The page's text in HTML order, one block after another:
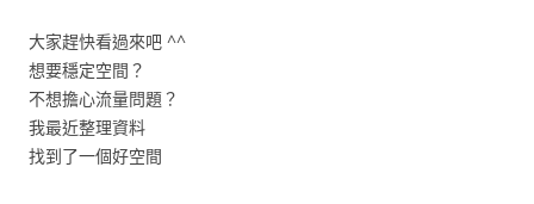
大家趕快看過來吧 ^^
想要穩定空間？
不想擔心流量問題？
我最近整理資料
找到了一個好空間